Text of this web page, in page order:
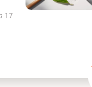
17 تیر 1405